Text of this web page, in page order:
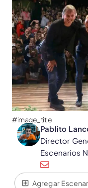
#image_title
Pablito
Director
Escenarios
Agregar